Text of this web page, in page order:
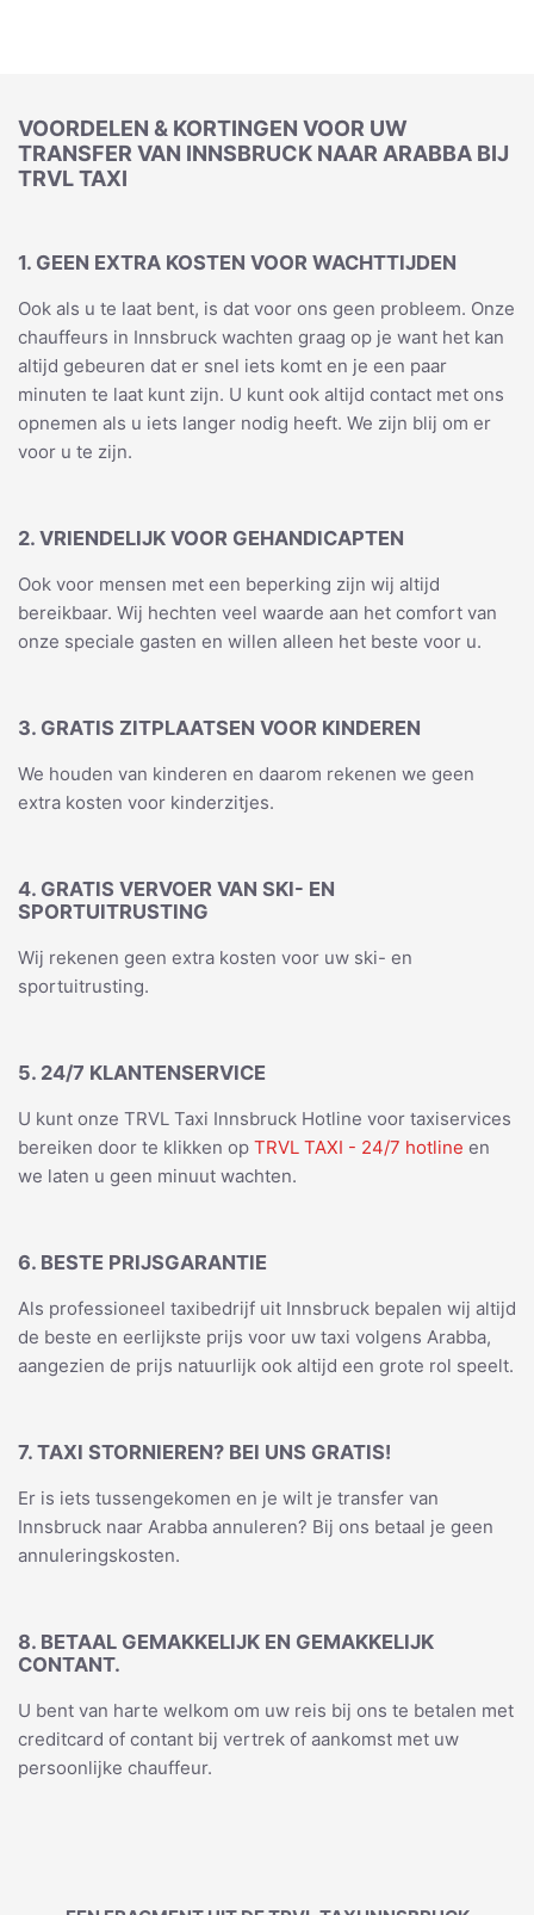
VOORDELEN & KORTINGEN VOOR UW
TRANSFER VAN INNSBRUCK NAAR ARABBA BIJ
TRVL TAXI
1. GEEN EXTRA KOSTEN VOOR WACHTTIJDEN
Ook als u te laat bent, is dat voor ons geen probleem. Onze
chauffeurs in Innsbruck wachten graag op je want het kan
altijd gebeuren dat er snel iets komt en je een paar
minuten te laat kunt zijn. U kunt ook altijd contact met ons
opnemen als u iets langer nodig heeft. We zijn blij om er
voor u te zijn.
2. VRIENDELIJK VOOR GEHANDICAPTEN
Ook voor mensen met een beperking zijn wij altijd
bereikbaar. Wij hechten veel waarde aan het comfort van
onze speciale gasten en willen alleen het beste voor u.
3. GRATIS ZITPLAATSEN VOOR KINDEREN
We houden van kinderen en daarom rekenen we geen
extra kosten voor kinderzitjes.
4. GRATIS VERVOER VAN SKI- EN
SPORTUITRUSTING
Wij rekenen geen extra kosten voor uw ski- en
sportuitrusting.
5. 24/7 KLANTENSERVICE
U kunt onze TRVL Taxi Innsbruck Hotline voor taxiservices
bereiken door te klikken op TRVL TAXI - 24/7 hotline en
we laten u geen minuut wachten.
6. BESTE PRIJSGARANTIE
Als professioneel taxibedrijf uit Innsbruck bepalen wij altijd
de beste en eerlijkste prijs voor uw taxi volgens Arabba,
aangezien de prijs natuurlijk ook altijd een grote rol speelt.
7. TAXI STORNIEREN? BEI UNS GRATIS!
Er is iets tussengekomen en je wilt je transfer van
Innsbruck naar Arabba annuleren? Bij ons betaal je geen
annuleringskosten.
8. BETAAL GEMAKKELIJK EN GEMAKKELIJK
CONTANT.
U bent van harte welkom om uw reis bij ons te betalen met
creditcard of contant bij vertrek of aankomst met uw
persoonlijke chauffeur.